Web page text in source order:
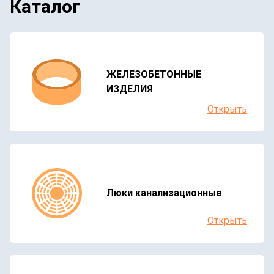
Каталог
ЖЕЛЕЗОБЕТОННЫЕ
ИЗДЕЛИЯ
Открыть
Люки канализационные
Открыть